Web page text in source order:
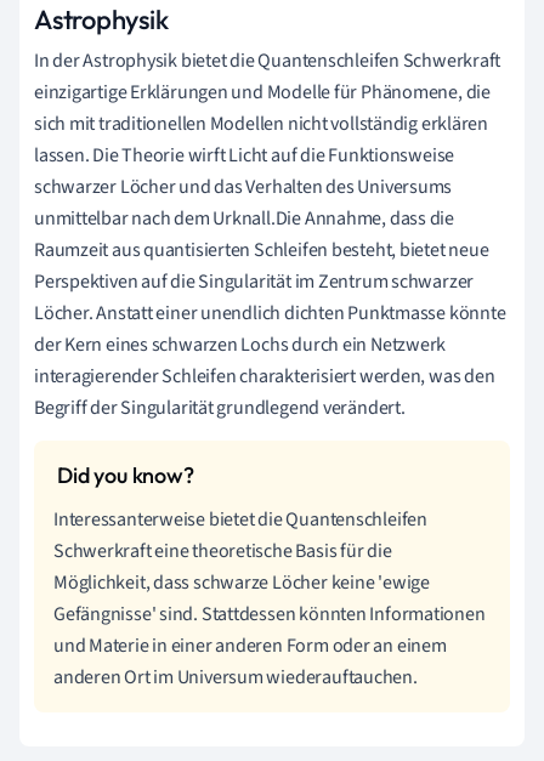
Astrophysik
In der Astrophysik bietet die Quantenschleifen Schwerkraft
einzigartige Erklärungen und Modelle für Phänomene, die
sich mit traditionellen Modellen nicht vollständig erklären
lassen. Die Theorie wirft Licht auf die Funktionsweise
schwarzer Löcher und das Verhalten des Universums
unmittelbar nach dem Urknall.Die Annahme, dass die
Raumzeit aus quantisierten Schleifen besteht, bietet neue
Perspektiven auf die Singularität im Zentrum schwarzer
Löcher. Anstatt einer unendlich dichten Punktmasse könnte
der Kern eines schwarzen Lochs durch ein Netzwerk
interagierender Schleifen charakterisiert werden, was den
Begriff der Singularität grundlegend verändert.
Interessanterweise bietet die Quantenschleifen
Schwerkraft eine theoretische Basis für die
Möglichkeit, dass schwarze Löcher keine 'ewige
Gefängnisse' sind. Stattdessen könnten Informationen
und Materie in einer anderen Form oder an einem
anderen Ort im Universum wiederauftauchen.